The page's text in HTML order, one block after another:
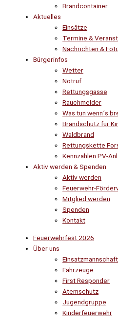
Brandcontainer
Aktuelles
Einsätze
Termine &
Nachrichten &
Bürgerinfos
Wetter
Notruf
Rettungsgasse
Rauchmelder
Was tun wenn´s
Brandschutz für
Waldbrand
Rettungskette
Kennzahlen PV-
Aktiv werden & Spenden
Aktiv werden
Feuerwehr-
Mitglied werden
Spenden
Kontakt
Feuerwehrfest 2026
Über uns
Einsatzmannschaft
Fahrzeuge
First Responder
Atemschutz
Jugendgruppe
Kinderfeuerwehr